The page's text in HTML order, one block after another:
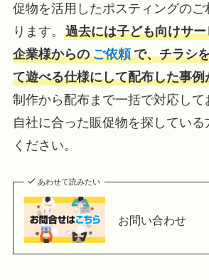
促物を活用したポスティングのご
ります。 過去には子ども向けサ
企業様からの ご依頼 で、チラシ
て遊べる仕様にして配布した事
制作から配布まで一括で対応して
自社に合った販促物を探してい
ください。
あわせて読みたい
お問い合わせ